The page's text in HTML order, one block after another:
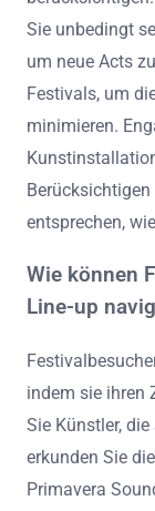
Sie unbedingt
um neue Acts
Festivals, um
minimieren.
entsprechen,
Wie können
Line-up
indem sie ihren
Sie Künstler,
erkunden Sie
Primavera